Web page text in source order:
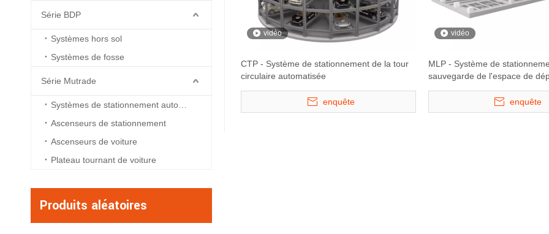
Série BDP
Systèmes hors sol
Systèmes de fosse
Série Mutrade
Ascenseurs de stationnement
Ascenseurs de voiture
Plateau tournant de voiture
Produits aléatoires
vidéo
CTP - Système de stationnement de la tour
circulaire automatisée
enquête
vidéo
MLP - Système de
sauvegarde de l'espace de
enquête